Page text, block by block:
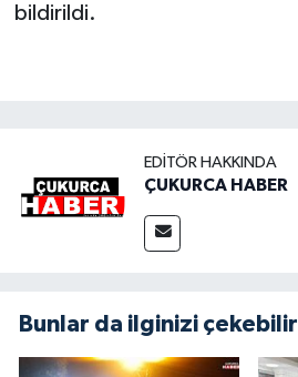
bildirildi.
EDITÖR HAKKINDA
ÇUKURCA HABER
Bunlar da ilginizi çekebilir